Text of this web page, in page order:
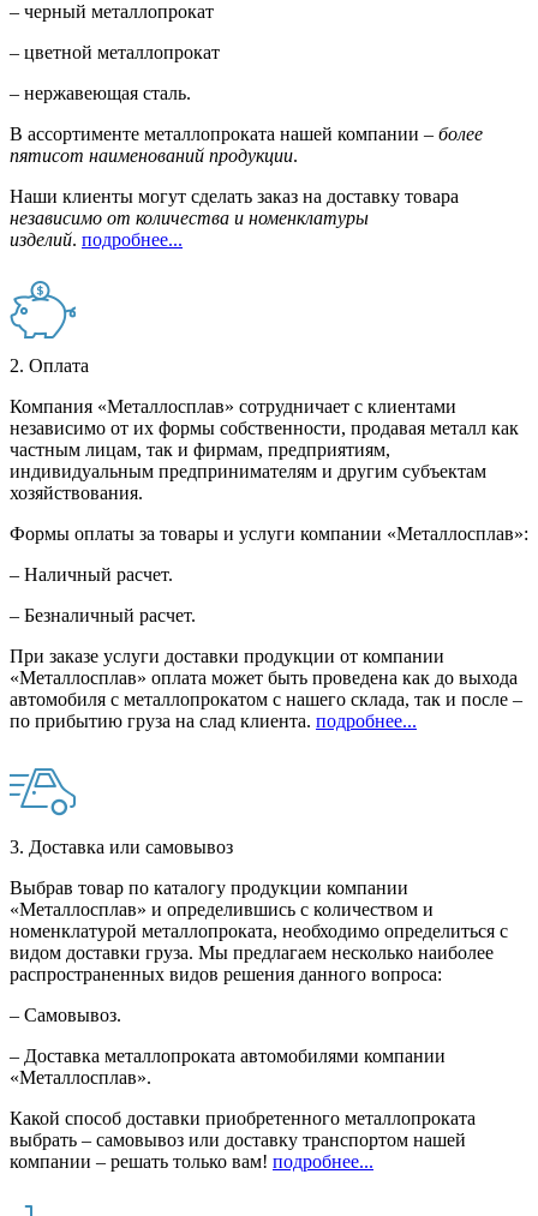
– черный металлопрокат
– цветной металлопрокат
– нержавеющая сталь.
В ассортименте металлопроката нашей компании – более
пятисот наименований продукции.
Наши клиенты могут сделать заказ на доставку товара
независимо от количества и номенклатуры
изделий. подробнее...
2. Оплата
Компания «Металлосплав» сотрудничает с клиентами
независимо от их формы собственности, продавая металл как
частным лицам, так и фирмам, предприятиям,
индивидуальным предпринимателям и другим субъектам
хозяйствования.
Формы оплаты за товары и услуги компании «Металлосплав»:
– Наличный расчет.
– Безналичный расчет.
При заказе услуги доставки продукции от компании
«Металлосплав» оплата может быть проведена как до выхода
автомобиля с металлопрокатом с нашего склада, так и после –
по прибытию груза на слад клиента. подробнее...
3. Доставка или самовывоз
Выбрав товар по каталогу продукции компании
«Металлосплав» и определившись с количеством и
номенклатурой металлопроката, необходимо определиться с
видом доставки груза. Мы предлагаем несколько наиболее
распространенных видов решения данного вопроса:
– Самовывоз.
– Доставка металлопроката автомобилями компании
«Металлосплав».
Какой способ доставки приобретенного металлопроката
выбрать – самовывоз или доставку транспортом нашей
компании – решать только вам! подробнее...